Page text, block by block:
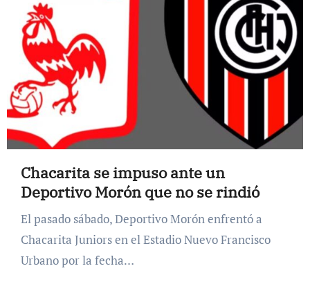
Chacarita se impuso ante un
Deportivo Morón que no se rindió
El pasado sábado, Deportivo Morón enfrentó a
Chacarita Juniors en el Estadio Nuevo Francisco
Urbano por la fecha…